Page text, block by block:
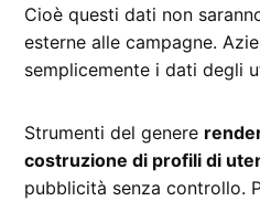
Cioè questi dati non
esterne alle campagne.
semplicemente i dati degli
Strumenti del genere
costruzione di profili di
pubblicità senza controllo.